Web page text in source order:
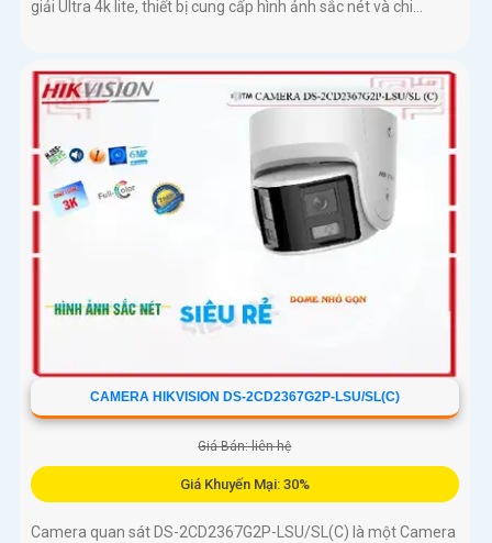
giải Ultra 4k lite, thiết bị cung cấp hình ảnh sắc nét và chi...
CAMERA HIKVISION DS-2CD2367G2P-LSU/SL(C)
Giá Bán: liên hệ
Giá Khuyến Mại: 30%
Camera quan sát DS-2CD2367G2P-LSU/SL(C) là một Camera